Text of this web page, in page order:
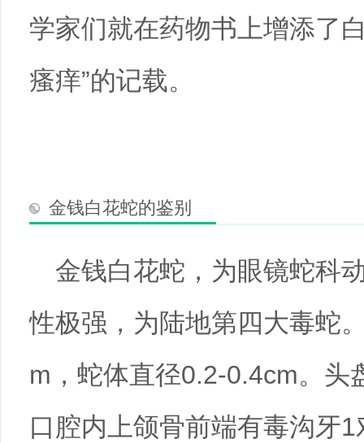
学家们就在药物书上增添了
瘙痒”的记载。
金钱白花蛇的鉴别
金钱白花蛇，为眼镜蛇科
性极强，为陆地第四大毒蛇
m，蛇体直径0.2-0.4cm。头
口腔内上颌骨前端有毒沟牙